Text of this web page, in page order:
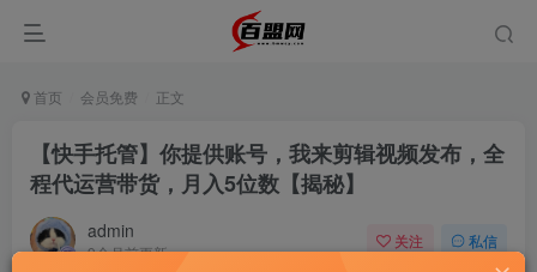
首页 会员免费 正文
【快手托管】你提供账号，我来剪辑视频发布，全
程代运营带货，月入5位数【揭秘】
admin
9个月前更新
关注 私信